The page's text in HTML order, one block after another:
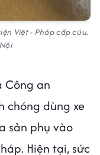
Việt - Pháp cấp cứu.
Công an
chóng dùng xe
sản phụ vào
Hiện tại, sức